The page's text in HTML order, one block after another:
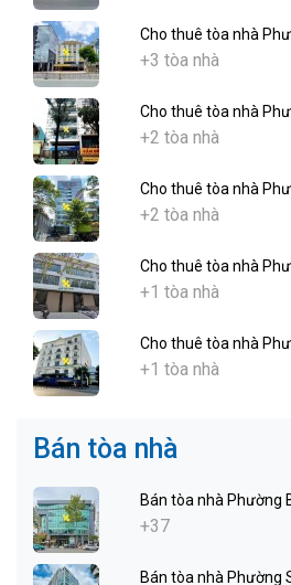
Cho thuê tòa nhà
+3 tòa nhà
Cho thuê tòa nhà
+2 tòa nhà
Cho thuê tòa nhà
+2 tòa nhà
Cho thuê tòa nhà
+1 tòa nhà
Cho thuê tòa nhà
+1 tòa nhà
Bán tòa nhà
Bán tòa nhà Phường
+37
Bán tòa nhà Phường